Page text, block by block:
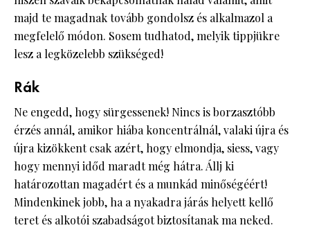
majd te magadnak tovább gondolsz és alkalmazol a
megfelelő módon. Sosem tudhatod, melyik tippjükre
lesz a legközelebb szükséged!
Rák
Ne engedd, hogy sürgessenek! Nincs is borzasztóbb
érzés annál, amikor hiába koncentrálnál, valaki újra és
újra kizökkent csak azért, hogy elmondja, siess, vagy
hogy mennyi időd maradt még hátra. Állj ki
határozottan magadért és a munkád minőségéért!
Mindenkinek jobb, ha a nyakadra járás helyett kellő
teret és alkotói szabadságot biztosítanak ma neked.